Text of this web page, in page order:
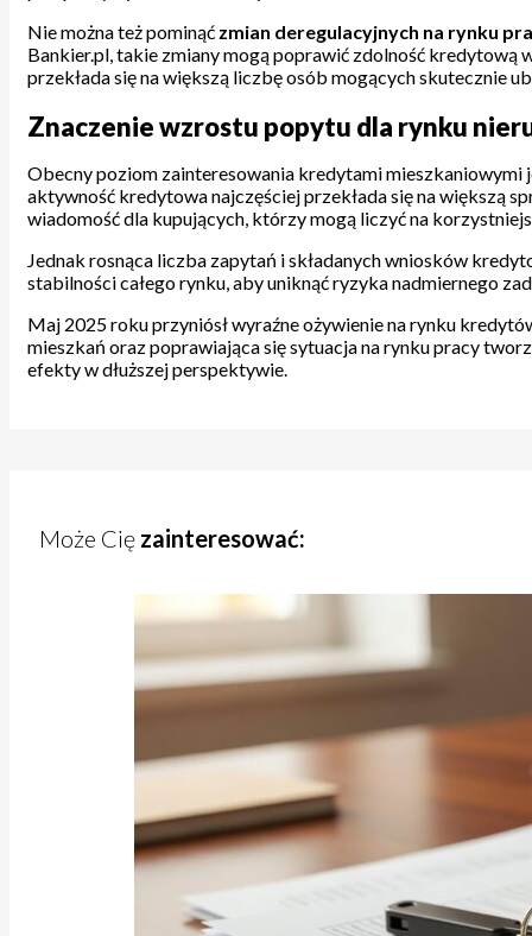
Nie można też pominąć zmian deregulacyjnych na rynku
Bankier.pl, takie zmiany mogą poprawić zdolność kredytową
przekłada się na większą liczbę osób mogących skutecznie
Znaczenie wzrostu popytu dla rynku
Obecny poziom zainteresowania kredytami mieszkaniowymi
aktywność kredytowa najczęściej przekłada się na większą
wiadomość dla kupujących, którzy mogą liczyć na
Jednak rosnąca liczba zapytań i składanych wniosków
stabilności całego rynku, aby uniknąć ryzyka nadmiernego
Maj 2025 roku przyniósł wyraźne ożywienie na rynku
mieszkań oraz poprawiająca się sytuacja na rynku pracy
efekty w dłuższej perspektywie.
Może Cię zainteresować: